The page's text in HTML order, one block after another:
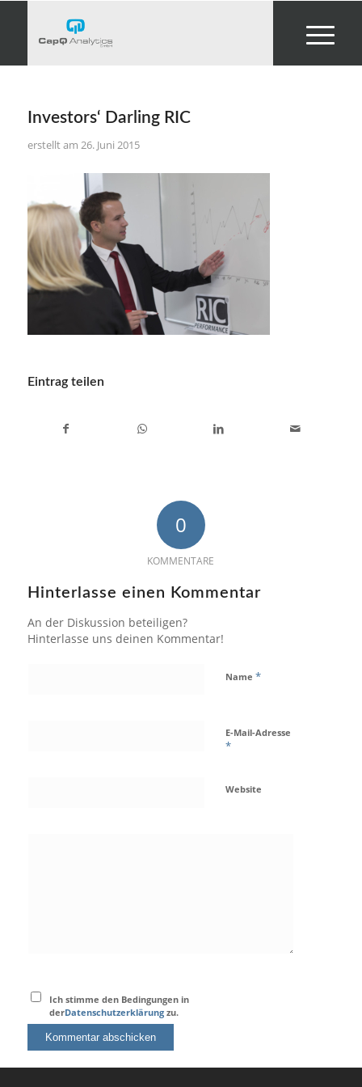
Investors‘ Darling RIC
26. Juni 2015
Eintrag teilen
0
KOMMENTARE
Hinterlasse einen Kommentar
An der Diskussion beteiligen?
Hinterlasse uns deinen Kommentar!
Name *
E-Mail-Adresse
*
Website
Ich stimme den Bedingungen in
derDatenschutzerklärung zu.